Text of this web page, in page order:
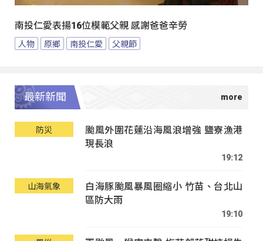
南投仁愛表揚16位模範父親 感謝爸爸辛勞
人物 原鄉 南投仁愛 父親節
最新新聞
防災
颱風外圍花蓮沿海風浪增強 鹽寮漁港
現長浪
19:12
山海氣象
白海豚颱風暴風圈縮小 竹苗、台北山
區防大雨
19:10